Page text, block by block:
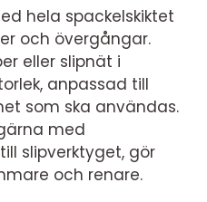
hela spackelskiktet
och övergångar.
eller slipnät i
anpassad till
som ska användas.
med
slipverktyget, gör
och renare.